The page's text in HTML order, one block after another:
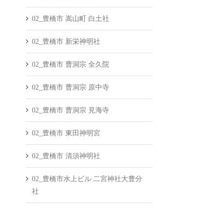
02_豊橋市 嵩山町 白土社
02_豊橋市 新栄神明社
02_豊橋市 曹洞宗 全久院
02_豊橋市 曹洞宗 原中寺
02_豊橋市 曹洞宗 見海寺
02_豊橋市 東田神明宮
02_豊橋市 清須神明社
02_豊橋市水上ビル 二宮神社大豊分
社